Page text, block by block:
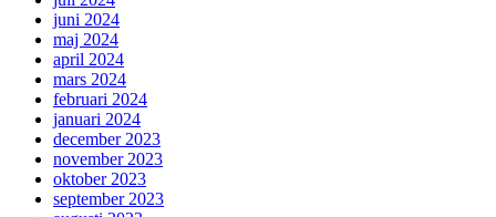
juni 2024
maj 2024
april 2024
mars 2024
februari 2024
januari 2024
december 2023
november 2023
oktober 2023
september 2023